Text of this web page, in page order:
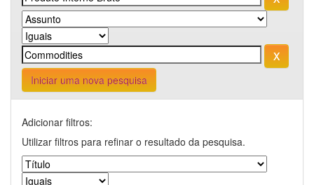
Iniciar uma nova pesquisa
Adicionar filtros:
Utilizar filtros para refinar o resultado da pesquisa.